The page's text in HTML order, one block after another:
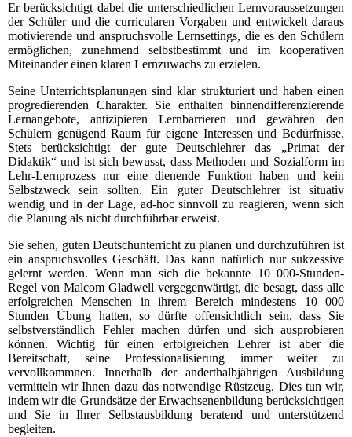
Er berücksichtigt dabei die unterschiedlichen Lernvoraussetzungen
der Schüler und die curricularen Vorgaben und entwickelt daraus
motivierende und anspruchsvolle Lernsettings, die es den Schülern
ermöglichen, zunehmend selbstbestimmt und im kooperativen
Miteinander einen klaren Lernzuwachs zu erzielen.
Seine Unterrichtsplanungen sind klar strukturiert und haben einen
progredierenden Charakter. Sie enthalten binnendifferenzierende
Lernangebote, antizipieren Lernbarrieren und gewähren den
Schülern genügend Raum für eigene Interessen und Bedürfnisse.
Stets berücksichtigt der gute Deutschlehrer das „Primat der
Didaktik“ und ist sich bewusst, dass Methoden und Sozialform im
Lehr-Lernprozess nur eine dienende Funktion haben und kein
Selbstzweck sein sollten. Ein guter Deutschlehrer ist situativ
wendig und in der Lage, ad-hoc sinnvoll zu reagieren, wenn sich
die Planung als nicht durchführbar erweist.
Sie sehen, guten Deutschunterricht zu planen und durchzuführen ist
ein anspruchsvolles Geschäft. Das kann natürlich nur sukzessive
gelernt werden. Wenn man sich die bekannte 10 000-Stunden-
Regel von Malcom Gladwell vergegenwärtigt, die besagt, dass alle
erfolgreichen Menschen in ihrem Bereich mindestens 10 000
Stunden Übung hatten, so dürfte offensichtlich sein, dass Sie
selbstverständlich Fehler machen dürfen und sich ausprobieren
können. Wichtig für einen erfolgreichen Lehrer ist aber die
Bereitschaft, seine Professionalisierung immer weiter zu
vervollkommnen. Innerhalb der anderthalbjährigen Ausbildung
vermitteln wir Ihnen dazu das notwendige Rüstzeug. Dies tun wir,
indem wir die Grundsätze der Erwachsenenbildung berücksichtigen
und Sie in Ihrer Selbstausbildung beratend und unterstützend
begleiten.